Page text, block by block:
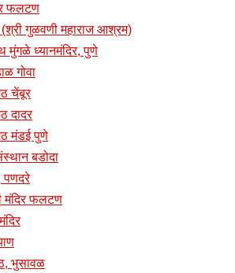
फलटण
(श्री गुळवणी महाराज आश्रम)
मुंगळे ध्यानमंदिर, पुणे
गोवा
चेंबूर
दादर
मंडई पुणे
बडोदा
पणदरे
मंदिर फलटण
भुसावळ